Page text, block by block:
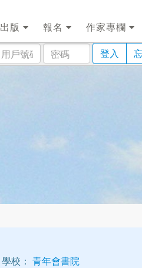
出版 報名
作家專欄
密
碼
登入
學校： 青年會書院